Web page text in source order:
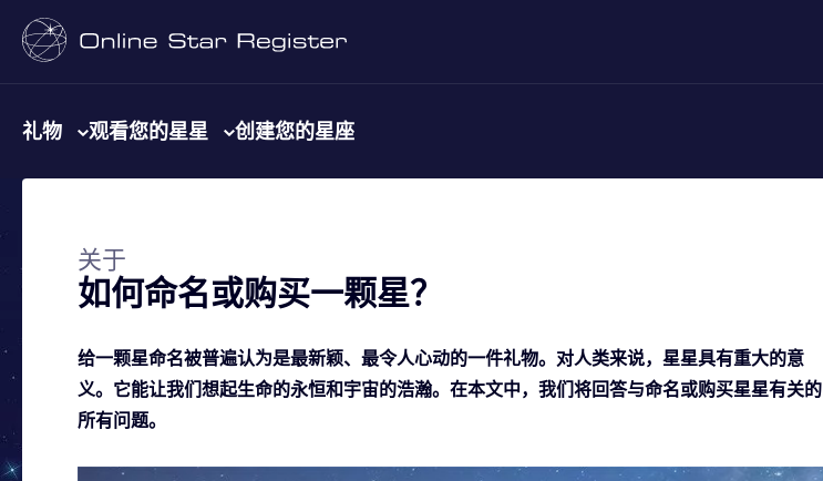
礼物 观看您的星星 创建您的星座
关于
如何命名或购买一颗星？
给一颗星命名被普遍认为是最新颖、最令人心动的一件礼物。对人类来说，星星具有重大的意
义。它能让我们想起生命的永恒和宇宙的浩瀚。在本文中，我们将回答与命名或购买星星有关的
所有问题。